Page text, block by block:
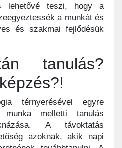
lehetővé teszi, hogy a
a munkát és
és szakmai fejlődésük
tanulás?
térnyerésével egyre
melletti tanulás
A távoktatás
azoknak, akik napi